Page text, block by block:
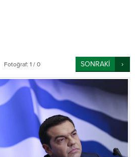
Fotoğraf: 1 / 0 SONRAKİ